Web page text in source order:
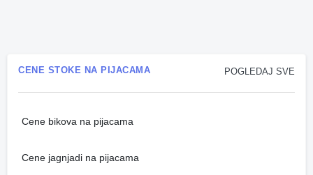
POGLEDAJ SVE
CENE STOKE NA PIJACAMA
Cene bikova na pijacama
Cene jagnjadi na pijacama